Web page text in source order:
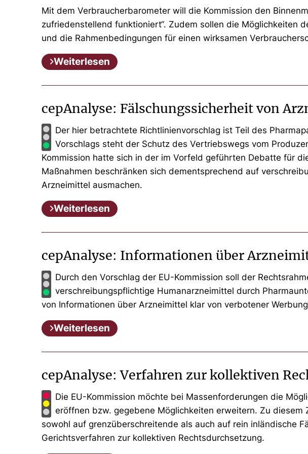
Mit dem Verbraucherbarometer will die Kommission den
zufriedenstellend funktioniert“. Zudem sollen die Möglichkeiten
und die Rahmenbedingungen für einen wirksamen
Weiterlesen
cepAnalyse: Fälschungssicherheit von
Der hier betrachtete Richtlinienvorschlag ist Teil des
Vorschlags steht der Schutz des Vertriebswegs vom
Kommission hatte sich in der im Vorfeld geführten Debatte für
Maßnahmen beschränken sich dementsprechend auf
Arzneimittel ausmachen.
Weiterlesen
cepAnalyse: Informationen über
Durch den Vorschlag der EU-Kommission soll der
verschreibungspflichtige Humanarzneimittel durch
von Informationen über Arzneimittel klar von verbotener
Weiterlesen
cepAnalyse: Verfahren zur kollektiven
Die EU-Kommission möchte bei Massenforderungen die
eröffnen bzw. gegebene Möglichkeiten erweitern. Zu
sowohl auf grenzüberschreitende als auch auf rein inländische
Gerichtsverfahren zur kollektiven Rechtsdurchsetzung.